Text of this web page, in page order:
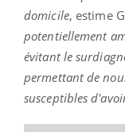
domicile, estime
potentiellement
évitant le
permettant de
susceptibles